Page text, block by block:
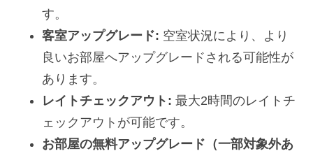
す。
客室アップグレード: 空室状況により、より
良いお部屋へアップグレードされる可能性が
あります。
レイトチェックアウト: 最大2時間のレイトチ
ェックアウトが可能です。
お部屋の無料アップグレード（一部対象外あ